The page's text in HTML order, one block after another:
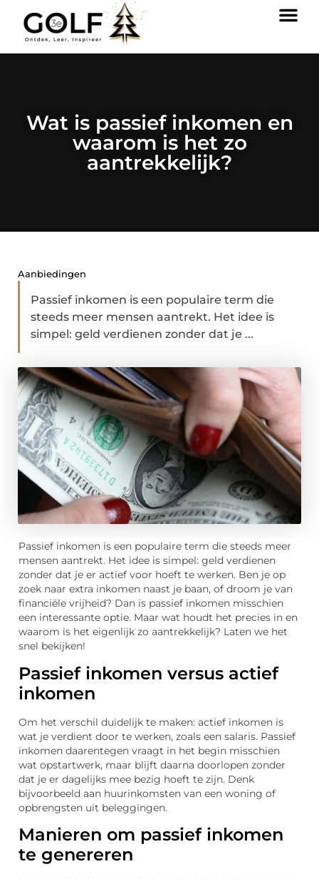
Wat is passief inkomen en
waarom is het zo
aantrekkelijk?
Aanbiedingen
Passief inkomen is een populaire term die
steeds meer mensen aantrekt. Het idee is
simpel: geld verdienen zonder dat je ...
Passief inkomen is een populaire term die steeds meer
mensen aantrekt. Het idee is simpel: geld verdienen
zonder dat je er actief voor hoeft te werken. Ben je op
zoek naar extra inkomen naast je baan, of droom je van
financiële vrijheid? Dan is passief inkomen misschien
een interessante optie. Maar wat houdt het precies in en
waarom is het eigenlijk zo aantrekkelijk? Laten we het
snel bekijken!
Passief inkomen versus actief
inkomen
Om het verschil duidelijk te maken: actief inkomen is
wat je verdient door te werken, zoals een salaris. Passief
inkomen daarentegen vraagt in het begin misschien
wat opstartwerk, maar blijft daarna doorlopen zonder
dat je er dagelijks mee bezig hoeft te zijn. Denk
bijvoorbeeld aan huurinkomsten van een woning of
opbrengsten uit beleggingen.
Manieren om passief inkomen
te genereren